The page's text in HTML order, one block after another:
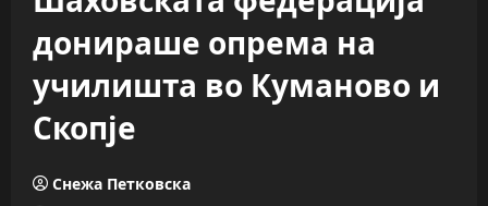
донираше опрема на
училишта во Куманово и
Скопје
Снежа Петковска